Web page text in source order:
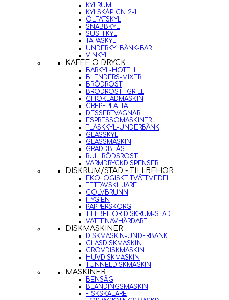
KYLRUM
KYLSKÅP GN 2-1
ÖLFATSKYL
SNABBKYL
SUSHIKYL
TAPASKYL
UNDERKYLBÄNK-BAR
VINKYL
KAFFE O DRYCK
BARKYL-HOTELL
BLENDERS-MIXER
BRÖDROST
BRÖDROST -GRILL
CHOKLADMASKIN
CREPEPLATTA
DESSERTVAGNAR
ESPRESSOMASKINER
FLASKKYL-UNDERBÄNK
GLASSKYL
GLASSMASKIN
GRÄDDBLÅS
RULLRÖDSROST
VARMDRYCKDISPENSER
DISKRUM/STÄD - TILLBEHÖR
EKOLOGISKT TVÄTTMEDEL
FETTAVSKILJARE
GOLVBRUNN
HYGIEN
PAPPERSKORG
TILLBEHÖR DISKRUM-STÄD
VATTENAVHÄRDARE
DISKMASKINER
DISKMASKIN-UNDERBÄNK
GLASDISKMASKIN
GROVDISKMASKIN
HUVDISKMASKIN
TUNNELDISKMASKIN
MASKINER
BENSÅG
BLANDINGSMASKIN
FISKSKALARE